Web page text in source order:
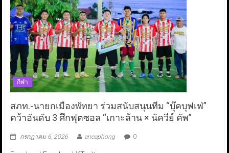
กีฬา
สภท.-นายกเมืองพัทยา ร่วมสนับสนุนทีม “บุ๊คบุฟเฟ่”
คว้าอันดับ 3 ศึกฟุตซอล “เกาะล้าน × นัควีย์ คัพ”
กรกฎาคม 6, 2026 aneaphong 0